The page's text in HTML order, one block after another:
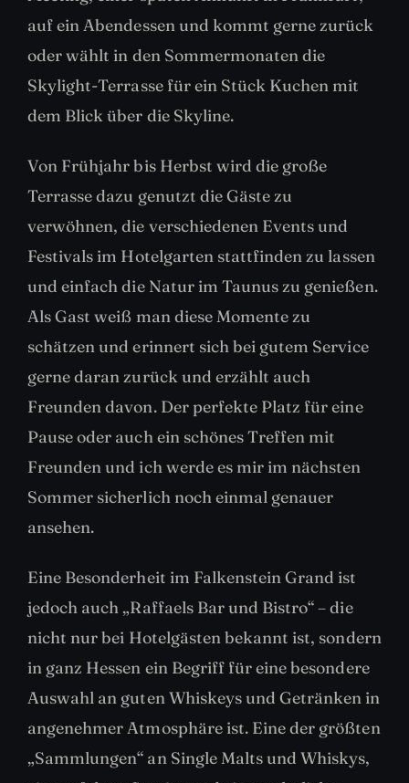
auf ein Abendessen und kommt gerne zurück
oder wählt in den Sommermonaten die
Skylight-Terrasse für ein Stück Kuchen mit
dem Blick über die Skyline.
Von Frühjahr bis Herbst wird die große
Terrasse dazu genutzt die Gäste zu
verwöhnen, die verschiedenen Events und
Festivals im Hotelgarten stattfinden zu lassen
und einfach die Natur im Taunus zu genießen.
Als Gast weiß man diese Momente zu
schätzen und erinnert sich bei gutem Service
gerne daran zurück und erzählt auch
Freunden davon. Der perfekte Platz für eine
Pause oder auch ein schönes Treffen mit
Freunden und ich werde es mir im nächsten
Sommer sicherlich noch einmal genauer
ansehen.
Eine Besonderheit im Falkenstein Grand ist
jedoch auch „Raffaels Bar und Bistro“ – die
nicht nur bei Hotelgästen bekannt ist, sondern
in ganz Hessen ein Begriff für eine besondere
Auswahl an guten Whiskeys und Getränken in
angenehmer Atmosphäre ist. Eine der größten
„Sammlungen“ an Single Malts und Whiskys,